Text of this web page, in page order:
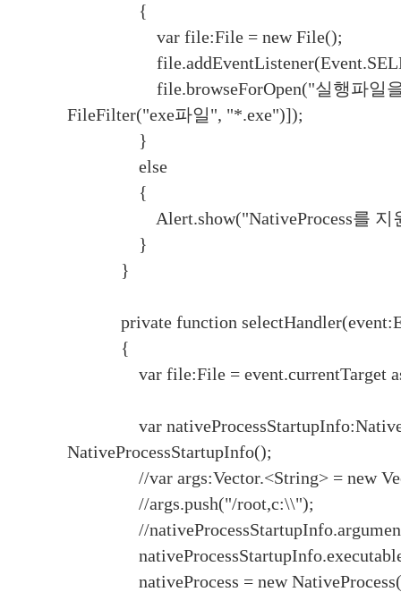
{
var file:File = new File();
file.browseForOpen("실행파일을
FileFilter("exe파일", "*.exe")]);
}
else
{
Alert.show("NativeProcess
}
}
private function
{
var file:File = event.currentTarget
var
NativeProcessStartupInfo();
//var args:Vector.<String> = new
//args.push("/root,c:\\");
//
nativeProcess = new